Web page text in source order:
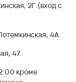
2Г (вход с
4А.
47.
кроме